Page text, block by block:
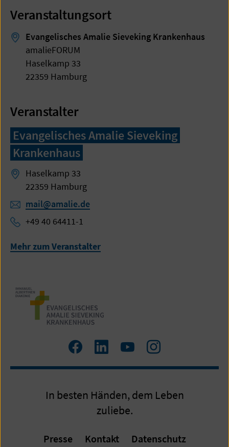
Veranstaltungsort
Evangelisches Amalie Sieveking Krankenhaus
amalieFORUM
Haselkamp 33
22359 Hamburg
Veranstalter
Evangelisches Amalie Sieveking
Krankenhaus
Haselkamp 33
22359 Hamburg
mail@amalie.de
+49 40 64411-1
Mehr zum Veranstalter
Zum
Facebook
Zum
LinkedIn
Zum
YouTube
Zum
Instagram
In besten Händen, dem Leben
zuliebe.
Presse Kontakt Datenschutz